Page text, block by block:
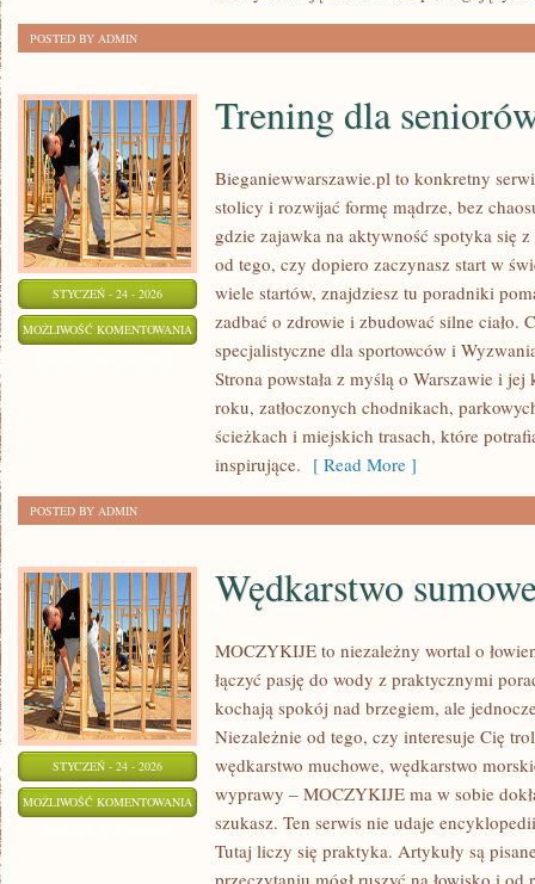
MŁODZIEŻY
POSTED BY ADMIN
STYCZEŃ - 24 - 2026
MOŻLIWOŚĆ KOMENTOWANIA TRENING
SENIORÓW
Trening dla
Bieganiewwarszawie.pl to konkretny
stolicy i rozwijać formę mądrze, bez
gdzie zajawka na aktywność spotyka się
od tego, czy dopiero zaczynasz start w
wiele startów, znajdziesz tu poradniki
zadbać o zdrowie i zbudować silne ciało.
specjalistyczne dla sportowców i
Strona powstała z myślą o Warszawie i
roku, zatłoczonych chodnikach,
ścieżkach i miejskich trasach, które
inspirujące. [ Read More ]
POSTED BY ADMIN
STYCZEŃ - 24 - 2026
MOŻLIWOŚĆ KOMENTOWANIA WĘDKARSTWO
SUMOWE
Wędkarstwo
MOCZYKIJE to niezależny wortal o
łączyć pasję do wody z praktycznymi
kochają spokój nad brzegiem, ale
Niezależnie od tego, czy interesuje Cię
wędkarstwo muchowe, wędkarstwo
wyprawy – MOCZYKIJE ma w sobie
szukasz. Ten serwis nie udaje
Tutaj liczy się praktyka. Artykuły są
przeczytaniu mógł ruszyć na łowisko i